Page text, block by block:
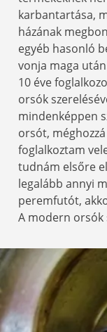
karbantartása,
házának
egyéb hasonló
vonja maga
10 éve
orsók
mindenképpen
orsót,
foglalkoztam
tudnám elsőre
legalább annyi
peremfutót,
A modern orsók